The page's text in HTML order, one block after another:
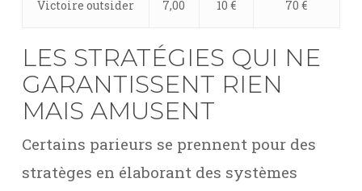
Victoire outsider 7,00 10 € 70 €
LES STRATÉGIES QUI NE
GARANTISSENT RIEN
MAIS AMUSENT
Certains parieurs se prennent pour des
stratèges en élaborant des systèmes